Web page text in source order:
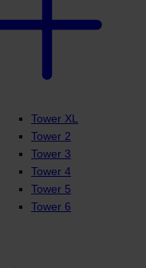
Tower XL
Tower 2
Tower 3
Tower 4
Tower 5
Tower 6